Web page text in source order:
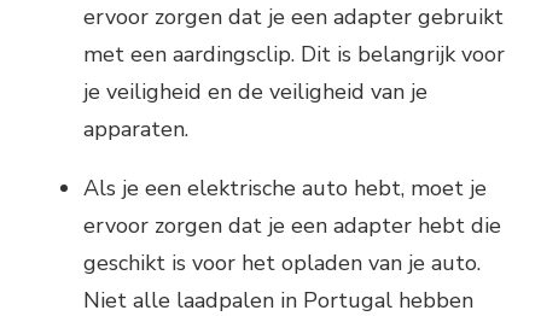
ervoor zorgen dat je een adapter gebruikt
met een aardingsclip. Dit is belangrijk voor
je veiligheid en de veiligheid van je
apparaten.
Als je een elektrische auto hebt, moet je
ervoor zorgen dat je een adapter hebt die
geschikt is voor het opladen van je auto.
Niet alle laadpalen in Portugal hebben